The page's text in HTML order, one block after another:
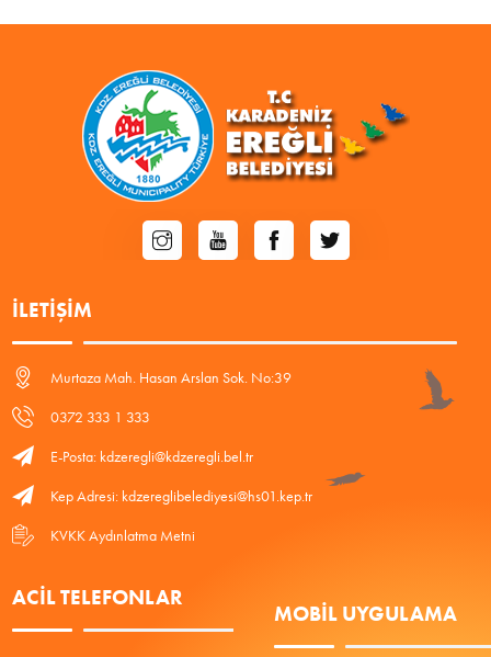
İLETIŞIM
Murtaza Mah. Hasan Arslan Sok. No:39
0372 333 1 333
E-Posta: kdzeregli@kdzeregli.bel.tr
Kep Adresi: kdzereglibelediyesi@hs01.kep.tr
KVKK Aydınlatma Metni
ACIL TELEFONLAR
MOBIL UYGULAMA